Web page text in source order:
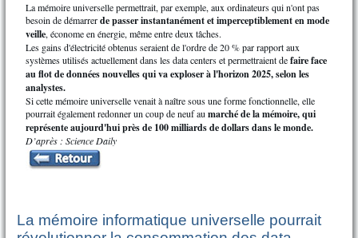
La mémoire universelle permettrait, par exemple, aux ordinateurs qui n'ont pas
besoin de démarrerde passer instantanément et imperceptiblement en mode
veille, économe en énergie, même entre deux tâches.
Les gains d'électricité obtenus seraient de l'ordre de 20 % par rapport aux
systèmes utilisés actuellement dans les data centers et permettraient defaire face
au flot de données nouvelles qui va exploser à l'horizon 2025, selon les
analystes.
Si cette mémoire universelle venait à naître sous une forme fonctionnelle, elle
pourrait également redonner un coup de neuf au marché de la mémoire, qui
représente aujourd'hui près de 100 milliards de dollars dans le monde.
D’après : Science Daily
La mémoire informatique universelle pourrait